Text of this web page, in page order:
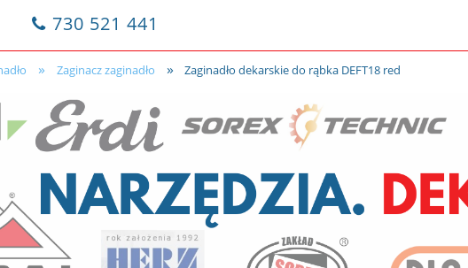
730 521 441
» Zaginacz zaginadło » Zaginadło dekarskie do rąbka DEFT18 red